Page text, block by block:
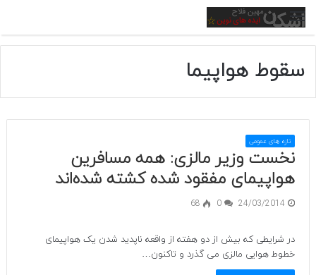
منو
سقوط هواپیما
تازه های عمومی
نخست وزیر مالزی: همه مسافرین
هواپیمای مفقود شده کشته شده‌اند
24/03/2014
0
68
در شرایطی که بیش از دو هفته از واقعه ناپدید شدن یک هواپیمای
خطوط هوایی مالزی می گذرد و تاکنون…